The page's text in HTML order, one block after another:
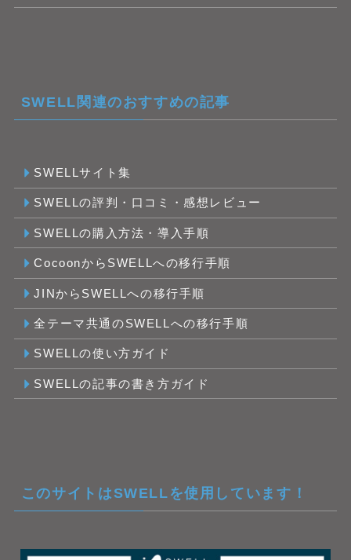
SWELL関連のおすすめの記事
SWELLサイト集
SWELLの評判・口コミ・感想レビュー
SWELLの購入方法・導入手順
CocoonからSWELLへの移行手順
JINからSWELLへの移行手順
全テーマ共通のSWELLへの移行手順
SWELLの使い方ガイド
SWELLの記事の書き方ガイド
このサイトはSWELLを使用しています！